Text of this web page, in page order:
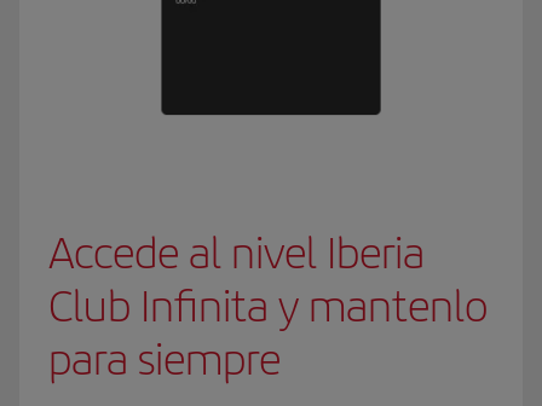
Accede al nivel Iberia
Club Infinita y mantenlo
para siempre